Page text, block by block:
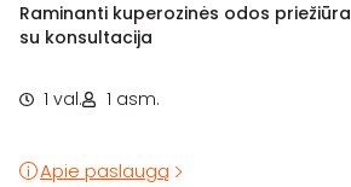
Raminanti kuperozinės odos priežiūra
su konsultacija
1 val. 1 asm.
Apie paslaugą